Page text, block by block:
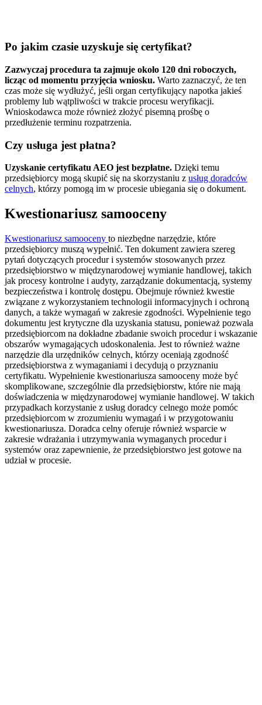
Po jakim czasie uzyskuje się certyfikat?
Zazwyczaj procedura ta zajmuje około 120 dni roboczych,
licząc od momentu przyjęcia wniosku. Warto zaznaczyć, że ten
czas może się wydłużyć, jeśli organ certyfikujący napotka jakieś
problemy lub wątpliwości w trakcie procesu weryfikacji.
Wnioskodawca może również złożyć pisemną prośbę o
przedłużenie terminu rozpatrzenia.
Czy usługa jest płatna?
Uzyskanie certyfikatu AEO jest bezpłatne. Dzięki temu
przedsiębiorcy mogą skupić się na skorzystaniu z usług doradców
celnych, którzy pomogą im w procesie ubiegania się o dokument.
Kwestionariusz samooceny
Kwestionariusz samooceny to niezbędne narzędzie, które
przedsiębiorcy muszą wypełnić. Ten dokument zawiera szereg
pytań dotyczących procedur i systemów stosowanych przez
przedsiębiorstwo w międzynarodowej wymianie handlowej, takich
jak procesy kontrolne i audyty, zarządzanie dokumentacją, systemy
bezpieczeństwa i kontrolę dostępu. Obejmuje również kwestie
związane z wykorzystaniem technologii informacyjnych i ochroną
danych, a także wymagań w zakresie zgodności. Wypełnienie tego
dokumentu jest krytyczne dla uzyskania statusu, ponieważ pozwala
przedsiębiorcom na dokładne zbadanie swoich procedur i wskazanie
obszarów wymagających udoskonalenia. Jest to również ważne
narzędzie dla urzędników celnych, którzy oceniają zgodność
przedsiębiorstwa z wymaganiami i decydują o przyznaniu
certyfikatu. Wypełnienie kwestionariusza samooceny może być
skomplikowane, szczególnie dla przedsiębiorstw, które nie mają
doświadczenia w międzynarodowej wymianie handlowej. W takich
przypadkach korzystanie z usług doradcy celnego może pomóc
przedsiębiorcom w zrozumieniu wymagań i w przygotowaniu
kwestionariusza. Doradca celny oferuje również wsparcie w
zakresie wdrażania i utrzymywania wymaganych procedur i
systemów oraz zapewnienie, że przedsiębiorstwo jest gotowe na
udział w procesie.